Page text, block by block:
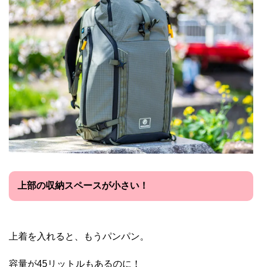
上部の収納スペースが小さい！
上着を入れると、もうパンパン。
容量が45リットルもあるのに！